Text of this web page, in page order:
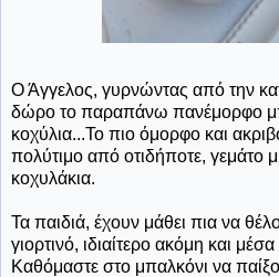
Ο Άγγελος, γυρνώντας από την
δώρο το παραπάνω πανέμορφο
κοχύλια...Το πιο όμορφο και
πολύτιμο από οτιδήποτε, γεμάτο
κοχυλάκια.
Τα παιδιά, έχουν μάθει πια να
γιορτινό, ιδιαίτερο ακόμη και
Καθόμαστε στο μπαλκόνι να